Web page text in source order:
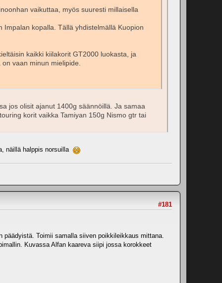
vaikuttaa, myös suuresti millaisella
kopalla. Tällä yhdistelmällä Kuopion
kaikki kiilakorit GT2000 luokasta, ja
vaan minun mielipide.
jos olisit ajanut 1400g säännöillä. Ja samaa
korit vaikka Tamiyan 150g Nismo gtr tai
näillä halppis norsuilla
#181
Toimii samalla siiven poikkileikkaus mittana.
Kuvassa Alfan kaareva siipi jossa korokkeet